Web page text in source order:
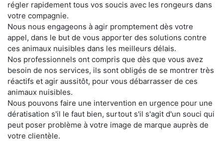
régler rapidement tous vos soucis avec les rongeurs dans
votre compagnie.
Nous nous engageons à agir promptement dès votre
appel, dans le but de vous apporter des solutions contre
ces animaux nuisibles dans les meilleurs délais.
Nos professionnels ont compris que dès que vous avez
besoin de nos services, ils sont obligés de se montrer très
réactifs et agir aussitôt, pour vous débarrasser de ces
animaux nuisibles.
Nous pouvons faire une intervention en urgence pour une
dératisation s'il le faut bien, surtout s'il s'agit d'un souci qui
peut poser problème à votre image de marque auprès de
votre clientèle.